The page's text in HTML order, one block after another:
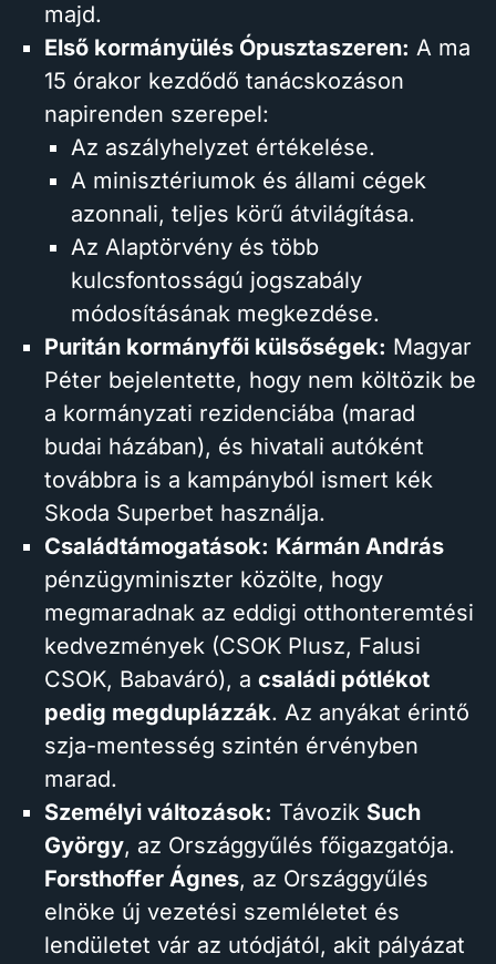
majd.
Első kormányülés Ópusztaszeren: A ma
15 órakor kezdődő tanácskozáson
napirenden szerepel:
Az aszályhelyzet értékelése.
A minisztériumok és állami cégek
azonnali, teljes körű átvilágítása.
Az Alaptörvény és több
kulcsfontosságú jogszabály
módosításának megkezdése.
Puritán kormányfői külsőségek: Magyar
Péter bejelentette, hogy nem költözik be
a kormányzati rezidenciába (marad
budai házában), és hivatali autóként
továbbra is a kampányból ismert kék
Skoda Superbet használja.
Családtámogatások: Kármán András
pénzügyminiszter közölte, hogy
megmaradnak az eddigi otthonteremtési
kedvezmények (CSOK Plusz, Falusi
CSOK, Babaváró), a családi pótlékot
pedig megduplázzák. Az anyákat érintő
szja-mentesség szintén érvényben
marad.
Személyi változások: Távozik Such
György, az Országgyűlés főigazgatója.
Forsthoffer Ágnes, az Országgyűlés
elnöke új vezetési szemléletet és
lendületet vár az utódjától, akit pályázat